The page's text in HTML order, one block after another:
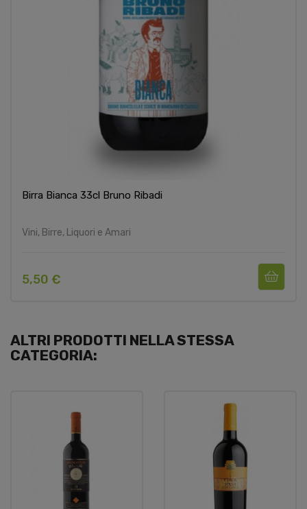
Birra Bianca 33cl Bruno Ribadi
Vini, Birre, Liquori e Amari
5,50 €
ALTRI PRODOTTI NELLA STESSA
CATEGORIA: